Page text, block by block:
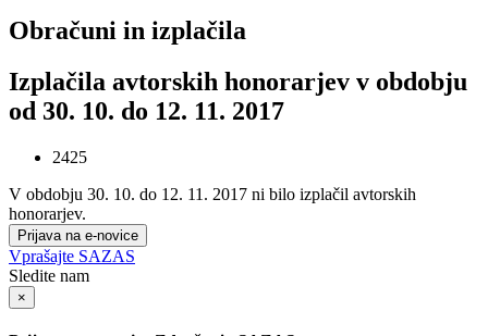
Obračuni in izplačila
Izplačila avtorskih honorarjev v obdobju
od 30. 10. do 12. 11. 2017
2425
V obdobju 30. 10. do 12. 11. 2017 ni bilo izplačil avtorskih
honorarjev.
Prijava na e-novice
Vprašajte SAZAS
Sledite nam
×